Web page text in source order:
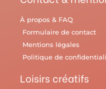
À propos & FAQ
Formulaire de contact
Mentions légales
Politique de
Loisirs créatifs